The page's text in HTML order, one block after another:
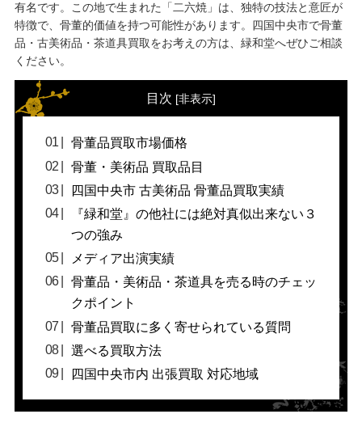
有名です。この地で生まれた「二六焼」は、独特の技法と意匠が
特徴で、骨董的価値を持つ可能性があります。四国中央市で骨董
品・古美術品・茶道具買取をお考えの方は、緑和堂へぜひご相談
ください。
目次 [非表示]
骨董品買取市場価格
骨董・美術品 買取品目
四国中央市 古美術品 骨董品買取実績
『緑和堂』の他社には絶対真似出来ない３
つの強み
メディア出演実績
骨董品・美術品・茶道具を売る時のチェッ
クポイント
骨董品買取に多く寄せられている質問
選べる買取方法
四国中央市内 出張買取 対応地域